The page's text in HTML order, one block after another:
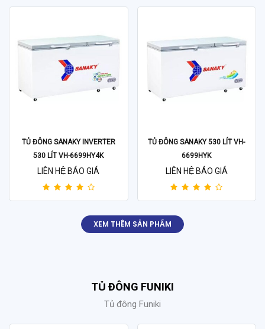
TỦ ĐÔNG SANAKY INVERTER
530 LÍT VH-6699HY4K
LIÊN HỆ BÁO GIÁ
TỦ ĐÔNG SANAKY 530 LÍT VH-
6699HYK
LIÊN HỆ BÁO GIÁ
XEM THÊM SẢN PHẨM
TỦ ĐÔNG FUNIKI
Tủ đông Funiki